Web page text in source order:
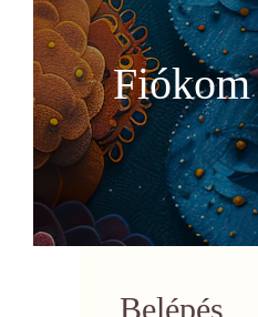
Fiókom
Belépés